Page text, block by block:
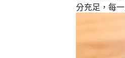
分充足，每